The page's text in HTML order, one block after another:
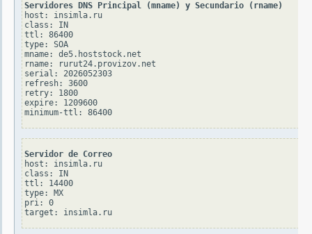
Servidores DNS Principal (mname) y Secundario (rname)
host: insimla.ru
class: IN
ttl: 86400
type: SOA
mname: de5.hoststock.net
rname: rurut24.provizov.net
serial: 2026052303
refresh: 3600
retry: 1800
expire: 1209600
Servidor de Correo
host: insimla.ru
class: IN
ttl: 14400
type: MX
pri: 0